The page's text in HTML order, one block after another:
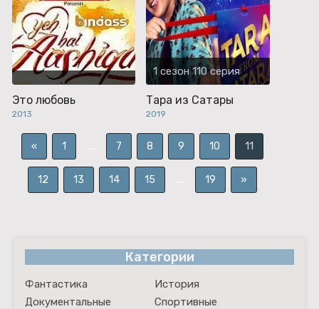
Это любовь
2013
1 сезон 110 серия
Тара из Сатары
2019
« 1 7 8 9 10 11
12 13 14 15 19 »
Категории
Фантастика
История
Документальные
Спортивные